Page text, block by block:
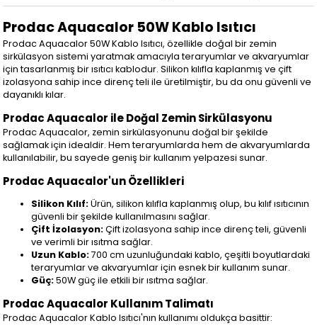
Prodac Aquacalor 50W Kablo Isıtıcı
Prodac Aquacalor 50W Kablo Isıtıcı, özellikle doğal bir zemin
sirkülasyon sistemi yaratmak amacıyla teraryumlar ve akvaryumlar
için tasarlanmış bir ısıtıcı kablodur. Silikon kılıfla kaplanmış ve çift
izolasyona sahip ince direnç teli ile üretilmiştir, bu da onu güvenli ve
dayanıklı kılar.
Prodac Aquacalor ile Doğal Zemin Sirkülasyonu
Prodac Aquacalor, zemin sirkülasyonunu doğal bir şekilde
sağlamak için idealdir. Hem teraryumlarda hem de akvaryumlarda
kullanılabilir, bu sayede geniş bir kullanım yelpazesi sunar.
Prodac Aquacalor'un Özellikleri
Silikon Kılıf:Ürün, silikon kılıfla kaplanmış olup, bu kılıf ısıtıcının
güvenli bir şekilde kullanılmasını sağlar.
Çift İzolasyon:Çift izolasyona sahip ince direnç teli, güvenli
ve verimli bir ısıtma sağlar.
Uzun Kablo:700 cm uzunluğundaki kablo, çeşitli boyutlardaki
teraryumlar ve akvaryumlar için esnek bir kullanım sunar.
Güç:50W güç ile etkili bir ısıtma sağlar.
Prodac Aquacalor Kullanım Talimatı
Prodac Aquacalor Kablo Isıtıcı'nın kullanımı oldukça basittir: